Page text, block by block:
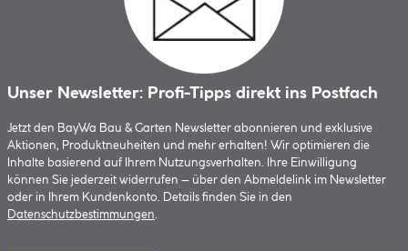
Unser Newsletter: Profi-Tipps direkt ins Postfach
Jetzt den BayWa Bau & Garten Newsletter abonnieren und exklusive
Aktionen, Produktneuheiten und mehr erhalten! Wir optimieren die
Inhalte basierend auf Ihrem Nutzungsverhalten. Ihre Einwilligung
können Sie jederzeit widerrufen – über den Abmeldelink im Newsletter
oder in Ihrem Kundenkonto. Details finden Sie in den
Datenschutzbestimmungen.